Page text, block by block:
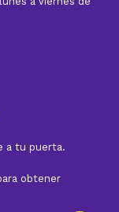
a tu puerta.
obtener